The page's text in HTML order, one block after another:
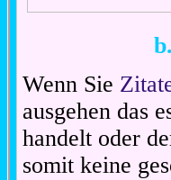
Wenn Sie
ausgehen das
handelt oder
somit keine